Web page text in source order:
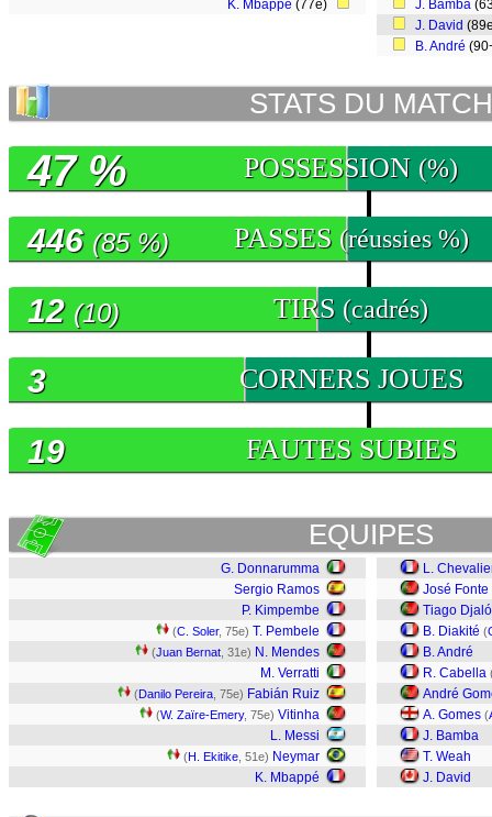
K. Mbappé (77e)
J. Bamba
J. David
B. André
STATS DU MATCH
POSSESSION (%)
47 %
PASSES (réussies %)
446 (85 %)
TIRS (cadrés)
12 (10)
CORNERS JOUES
3
FAUTES SUBIES
19
EQUIPES
G. Donnarumma
Sergio Ramos
P. Kimpembe
(C. Soler, 75e) T. Pembele
(Juan Bernat , 31e) N. Mendes
M. Verratti
(Danilo Pereira , 75e) Fabián Ruiz
(W. Zaïre-Emery, 75e) Vitinha
L. Messi
(H. Ekitike , 51e) Neymar
K. Mbappé
L.
José Fonte
Tiago Djaló
B. Diakité (
B. André
R. Cabella
André
A. Gomes (
J. Bamba
T. Weah
J. David